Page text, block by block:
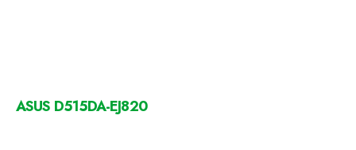
ASUS D515DA-EJ820